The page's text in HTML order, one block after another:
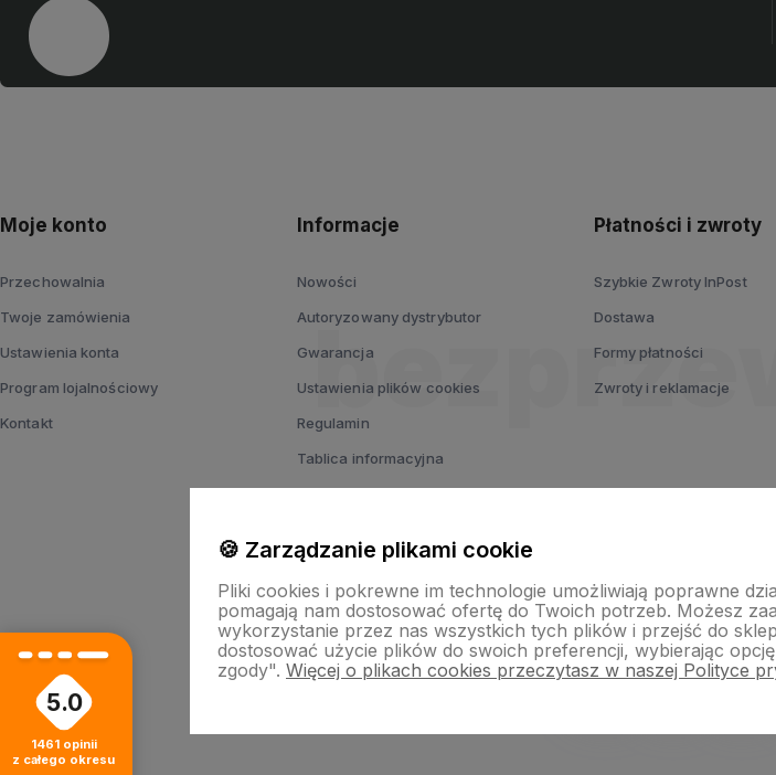
Moje konto
Przechowalnia
Twoje zamówienia
Ustawienia konta
Program lojalnościowy
Kontakt
Informacje
Nowości
Autoryzowany dystrybutor
Gwarancja
Ustawienia plików cookies
Regulamin
Tablica informacyjna
Polityka prywatności
Płatności i zwroty
Szybkie Zwroty InPost
Dostawa
Formy płatności
Zwroty i reklamacje
5.0
1461 opinii
z całego okresu
🍪 Zarządzanie plikami cookie
Pliki cookies i pokrewne im technologie umożliwiają poprawne
pomagają nam dostosować ofertę do Twoich potrzeb. Możesz
wykorzystanie przez nas wszystkich tych plików i przejść do
dostosować użycie plików do swoich preferencji, wybierając
zgody". Więcej o plikach cookies przeczytasz w naszej Polityce